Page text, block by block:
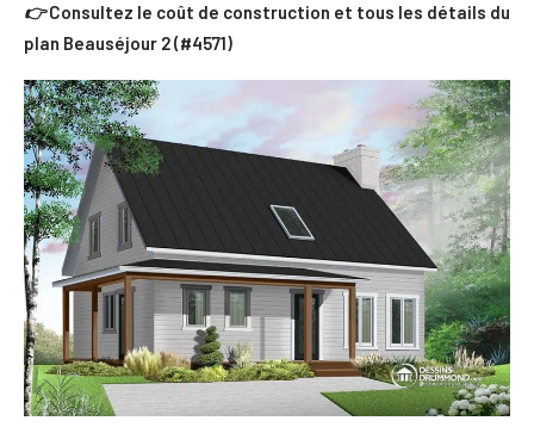
👉Consultez le coût de construction et tous les détails du
plan Beauséjour 2 (#4571)